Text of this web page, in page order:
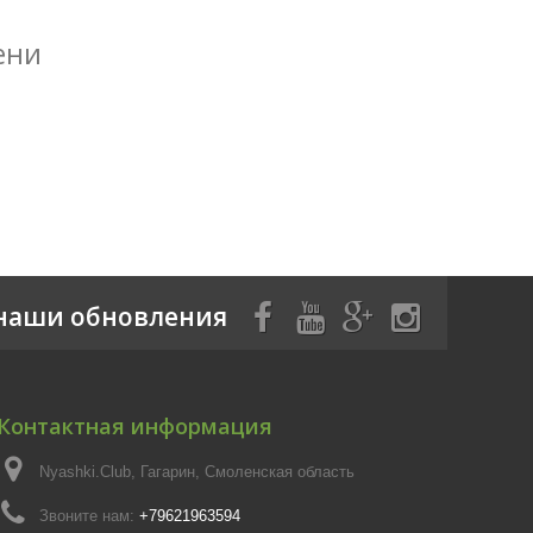
обновления
информация
Nyashki.Club, Гагарин, Смоленская область
Звоните нам: +79621963594